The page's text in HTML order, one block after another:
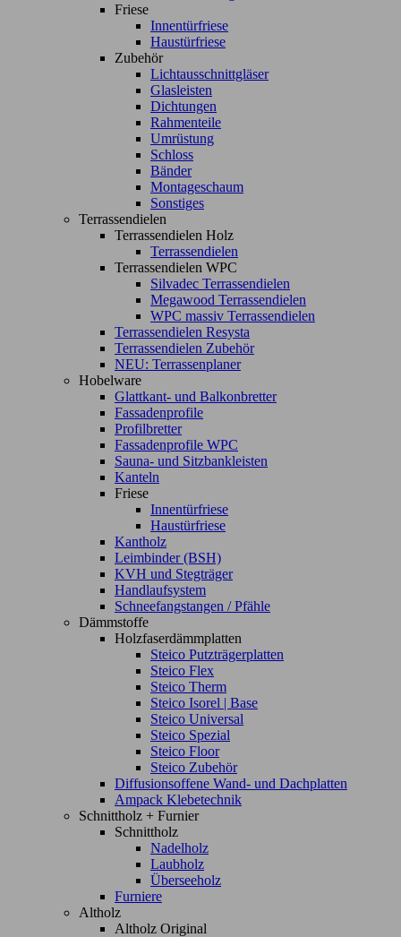
Friese
Innentürfriese
Haustürfriese
Zubehör
Lichtausschnittgläser
Glasleisten
Dichtungen
Rahmenteile
Umrüstung
Schloss
Bänder
Montageschaum
Sonstiges
Terrassendielen
Terrassendielen Holz
Terrassendielen
Terrassendielen WPC
Silvadec Terrassendielen
Megawood Terrassendielen
WPC massiv Terrassendielen
Terrassendielen Resysta
Terrassendielen Zubehör
NEU: Terrassenplaner
Hobelware
Glattkant- und Balkonbretter
Fassadenprofile
Profilbretter
Fassadenprofile WPC
Sauna- und Sitzbankleisten
Kanteln
Friese
Innentürfriese
Haustürfriese
Kantholz
Leimbinder (BSH)
KVH und Stegträger
Handlaufsystem
Schneefangstangen / Pfähle
Dämmstoffe
Holzfaserdämmplatten
Steico Putzträgerplatten
Steico Flex
Steico Therm
Steico Isorel | Base
Steico Universal
Steico Spezial
Steico Floor
Steico Zubehör
Diffusionsoffene Wand- und Dachplatten
Ampack Klebetechnik
Schnittholz + Furnier
Schnittholz
Nadelholz
Laubholz
Überseeholz
Furniere
Altholz
Altholz Original